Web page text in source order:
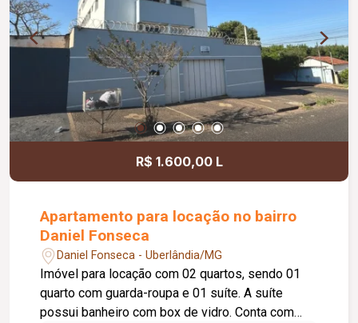
R$ 1.600,00 L
Apartamento para locação no bairro
Daniel Fonseca
Daniel Fonseca - Uberlândia/MG
Imóvel para locação com 02 quartos, sendo 01
quarto com guarda-roupa e 01 suíte. A suíte
possui banheiro com box de vidro. Conta com